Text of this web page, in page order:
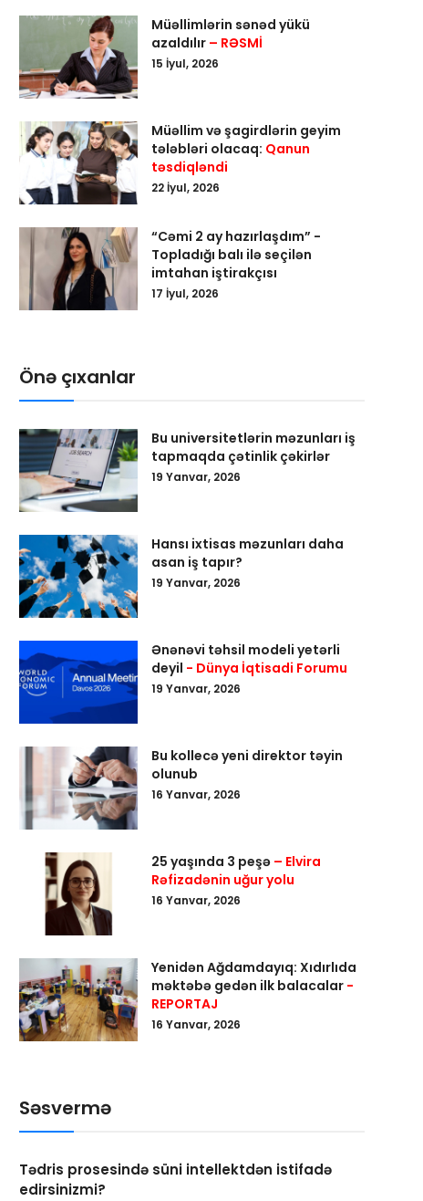
Müəllimlərin sənəd yükü
azaldılır – RƏSMİ
15 İyul, 2026
Müəllim və şagirdlərin geyim
tələbləri olacaq: Qanun
təsdiqləndi
22 İyul, 2026
“Cəmi 2 ay hazırlaşdım” -
Topladığı balı ilə seçilən
imtahan iştirakçısı
17 İyul, 2026
Önə çıxanlar
Bu universitetlərin məzunları iş
tapmaqda çətinlik çəkirlər
19 Yanvar, 2026
Hansı ixtisas məzunları daha
asan iş tapır?
19 Yanvar, 2026
Ənənəvi təhsil modeli yetərli
deyil - Dünya İqtisadi Forumu
19 Yanvar, 2026
Bu kollecə yeni direktor təyin
olunub
16 Yanvar, 2026
25 yaşında 3 peşə – Elvira
Rəfizadənin uğur yolu
16 Yanvar, 2026
Yenidən Ağdamdayıq: Xıdırlıda
məktəbə gedən ilk balacalar -
REPORTAJ
16 Yanvar, 2026
Səsvermə
Tədris prosesində süni intellektdən istifadə
edirsinizmi?